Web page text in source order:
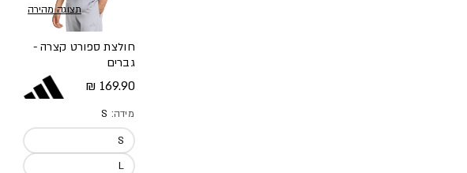
תצוגה מהירה
חולצת ספורט קצרה -
גברים
מחיר מלא
169.90 ₪
מידה: S
S
L